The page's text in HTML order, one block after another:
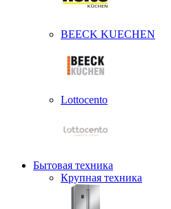
BEECK KUECHEN
Lottocento
Бытовая техника
Крупная техника